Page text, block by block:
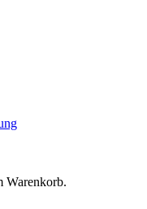
Warenkorb.